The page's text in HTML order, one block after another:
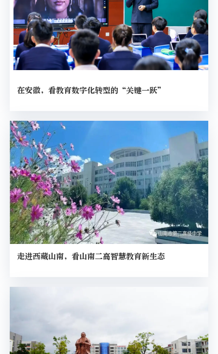
在安徽，看教育数字化转型的“关键一跃”
走进西藏山南，看山南二高智慧教育新生态